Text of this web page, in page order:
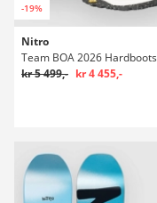
-19%
Nitro
Team BOA 2026 Hardboots
kr 5 499,- kr 4 455,-